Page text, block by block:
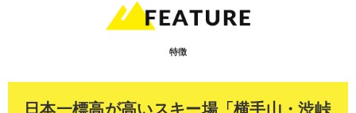
特徴
日本一標高が高いスキー場「横手山・渋峠